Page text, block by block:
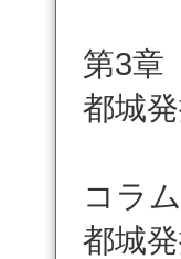
第3章
都城
コラ
都城